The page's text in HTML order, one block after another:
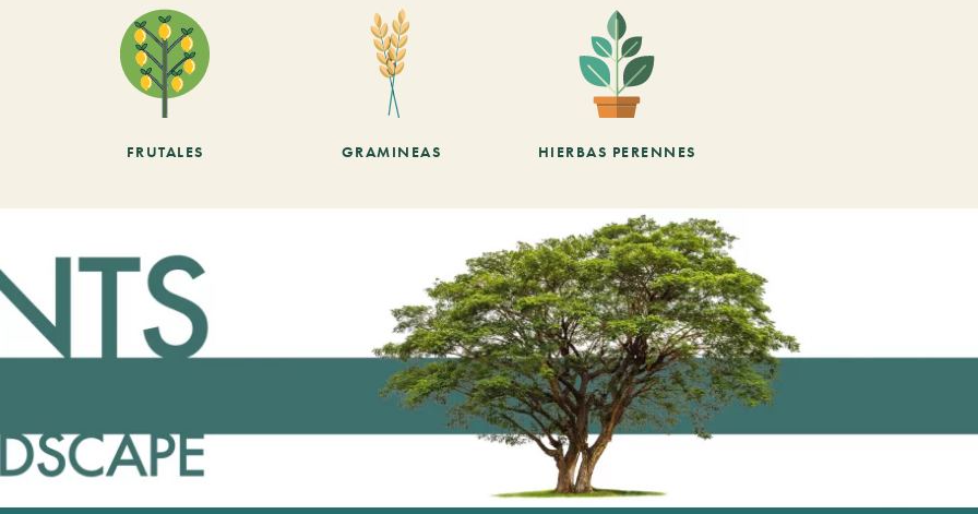
FRUTALES GRAMINEAS HIERBAS PERENNES